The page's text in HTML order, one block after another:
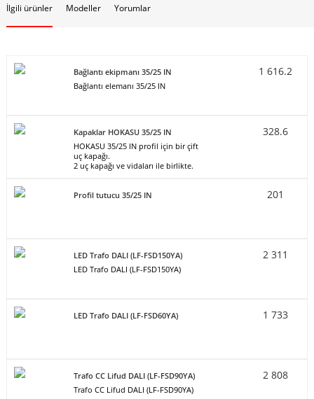
İlgili ürünler Modeller Yorumlar
Bağlantı ekipmanı 35/25 IN
Bağlantı elemanı 35/25 IN
1 616.2
Kapaklar HOKASU 35/25 IN
HOKASU 35/25 IN profil için bir çift
uç kapağı.
2 uç kapağı ve vidaları ile birlikte.
328.6
Profil tutucu 35/25 IN 201
LED Trafo DALI (LF-FSD150YA)
LED Trafo DALI (LF-FSD150YA)
2 311
LED Trafo DALI (LF-FSD60YA) 1 733
Trafo CC Lifud DALI (LF-FSD90YA)
Trafo CC Lifud DALI (LF-FSD90YA)
2 808